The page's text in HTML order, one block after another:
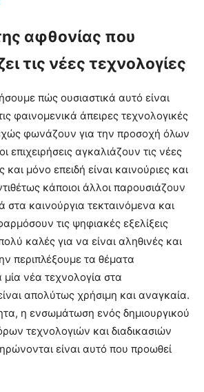
αφθονίας που
τις νέες τεχνολογίες
πώς ουσιαστικά αυτό είναι
φαινομενικά άπειρες τεχνολογικές
φωνάζουν για την προσοχή όλων
επιχειρήσεις αγκαλιάζουν τις νέες
μόνο επειδή είναι καινούριες και
κάποιοι άλλοι παρουσιάζουν
καινούργια τεκταινόμενα και
τις ψηφιακές εξελίξεις
καλές για να είναι αληθινές και
περιπλέξουμε τα θέματα
νέα τεχνολογία στα
απολύτως χρήσιμη και αναγκαία.
η ενσωμάτωση ενός δημιουργικού
τεχνολογιών και διαδικασιών
είναι αυτό που προωθεί